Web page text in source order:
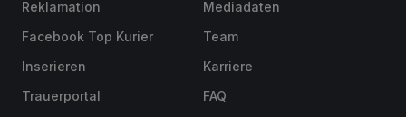
Reklamation
Facebook Top Kurier
Inserieren
Trauerportal
Mediadaten
Team
Karriere
FAQ